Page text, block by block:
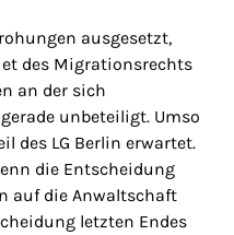
ausgesetzt,
des Migrationsrechts
an der sich
unbeteiligt. Umso
des LG Berlin erwartet.
die Entscheidung
auf die Anwaltschaft
letzten Endes